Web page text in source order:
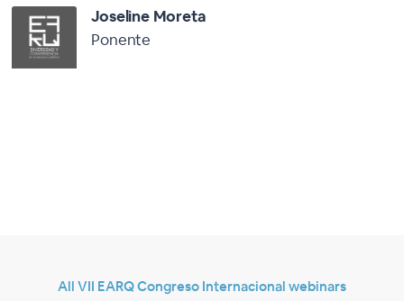
Joseline Moreta
Ponente
All VII EARQ Congreso Internacional webinars